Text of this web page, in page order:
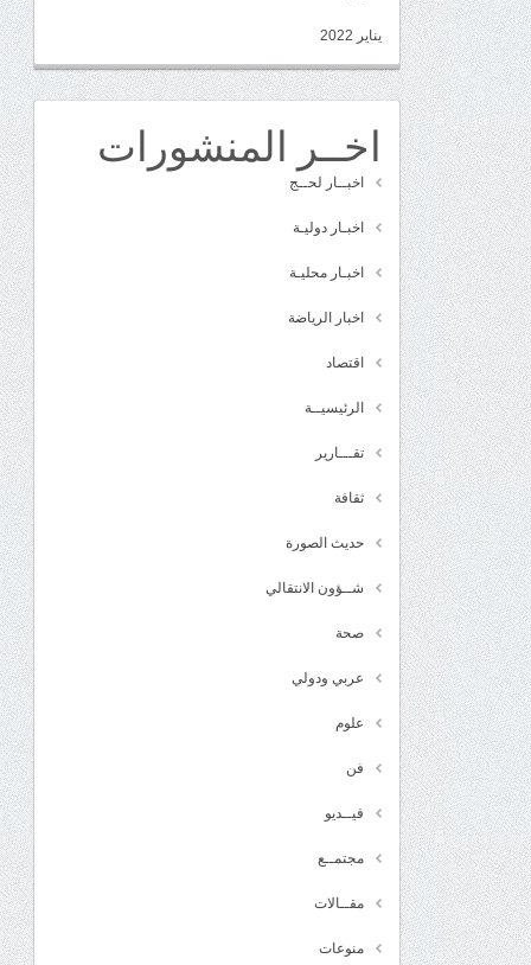
يناير 2022
اخــر المنشورات
اخبــار لحــج
اخبـار دوليـة
اخبـار محليـة
اخبار الرياضة
اقتصاد
الرئيسيــة
تقـــارير
ثقافة
حديث الصورة
شــؤون الانتقالي
صحة
عربي ودولي
علوم
فن
فيــديو
مجتمــع
مقــالات
منوعات